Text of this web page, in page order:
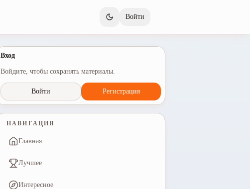
Войти
Вход
Войдите, чтобы сохранять материалы.
Войти Регистрация
НАВИГАЦИЯ
Главная
Лучшее
Интересное